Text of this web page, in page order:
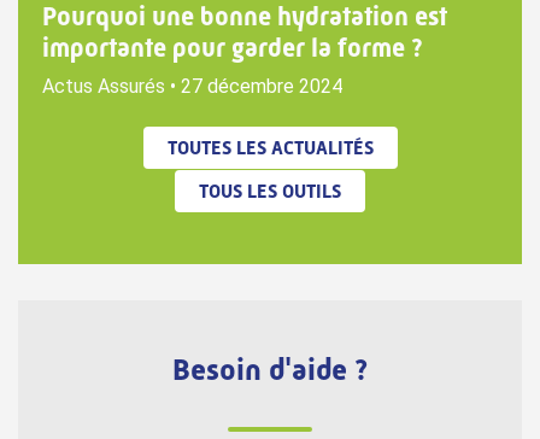
Pourquoi une bonne hydratation est
importante pour garder la forme ?
Actus Assurés • 27 décembre 2024
TOUTES LES ACTUALITÉS
TOUS LES OUTILS
Besoin d'aide ?